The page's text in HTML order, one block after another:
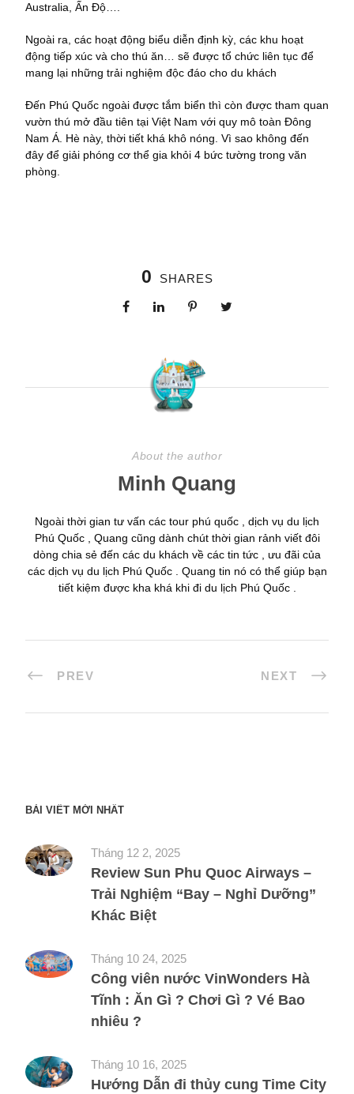
Australia, Ấn Độ….
Ngoài ra, các hoạt động biểu diễn định kỳ, các khu hoạt
động tiếp xúc và cho thú ăn… sẽ được tổ chức liên tục để
mang lại những trải nghiệm độc đáo cho du khách
Đến Phú Quốc ngoài được tắm biển thì còn được tham quan
vườn thú mở đầu tiên tại Việt Nam với quy mô toàn Đông
Nam Á. Hè này, thời tiết khá khô nóng. Vì sao không đến
đây để giải phóng cơ thể gia khỏi 4 bức tường trong văn
phòng.
0 SHARES
About the author
Minh Quang
Ngoài thời gian tư vấn các tour phú quốc , dịch vụ du lịch
Phú Quốc , Quang cũng dành chút thời gian rảnh viết đôi
dòng chia sẻ đến các du khách về các tin tức , ưu đãi của
các dịch vụ du lịch Phú Quốc . Quang tin nó có thể giúp bạn
tiết kiệm được kha khá khi đi du lịch Phú Quốc .
PREV NEXT
BÀI VIẾT MỚI NHẤT
Tháng 12 2, 2025
Review Sun Phu Quoc Airways –
Trải Nghiệm “Bay – Nghỉ Dưỡng”
Khác Biệt
Tháng 10 24, 2025
Công viên nước VinWonders Hà
Tĩnh : Ăn Gì ? Chơi Gì ? Vé Bao
nhiêu ?
Tháng 10 16, 2025
Hướng Dẫn đi thủy cung Time City